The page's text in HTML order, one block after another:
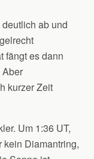
ab und
fängt es dann
kurzer Zeit
Um 1:36 UT,
kein Diamantring,